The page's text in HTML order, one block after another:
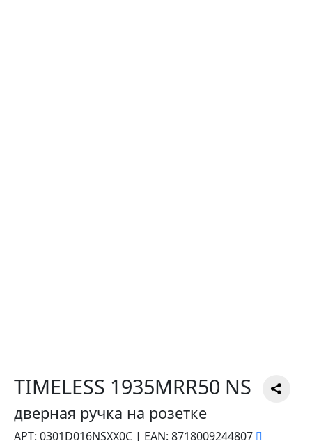
TIMELESS 1935MRR50 NS
дверная ручка на розетке
АРТ: 0301D016NSXX0C | EAN: 8718009244807